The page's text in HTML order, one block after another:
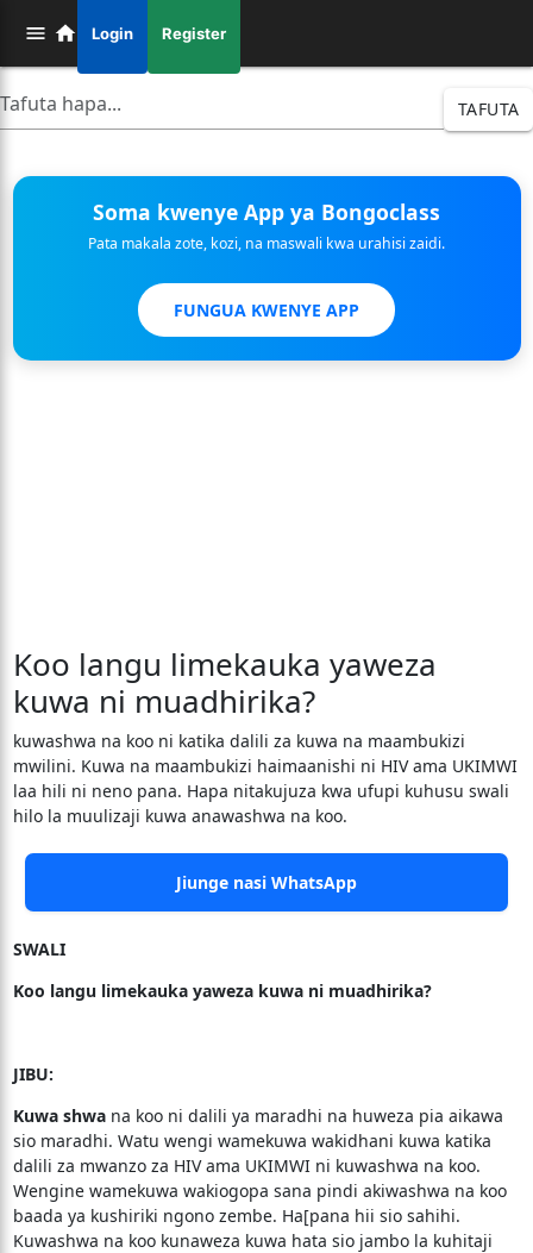
Login Register
TAFUTA
Soma kwenye App ya Bongoclass
Pata makala zote, kozi, na maswali kwa urahisi zaidi.
FUNGUA KWENYE APP
Koo langu limekauka yaweza
kuwa ni muadhirika?
kuwashwa na koo ni katika dalili za kuwa na maambukizi
mwilini. Kuwa na maambukizi haimaanishi ni HIV ama UKIMWI
laa hili ni neno pana. Hapa nitakujuza kwa ufupi kuhusu swali
hilo la muulizaji kuwa anawashwa na koo.
Jiunge nasi WhatsApp
SWALI
Koo langu limekauka yaweza kuwa ni muadhirika?
JIBU:
Kuwa shwa na koo ni dalili ya maradhi na huweza pia aikawa
sio maradhi. Watu wengi wamekuwa wakidhani kuwa katika
dalili za mwanzo za HIV ama UKIMWI ni kuwashwa na koo.
Wengine wamekuwa wakiogopa sana pindi akiwashwa na koo
baada ya kushiriki ngono zembe. Ha[pana hii sio sahihi.
Kuwashwa na koo kunaweza kuwa hata sio jambo la kuhitaji